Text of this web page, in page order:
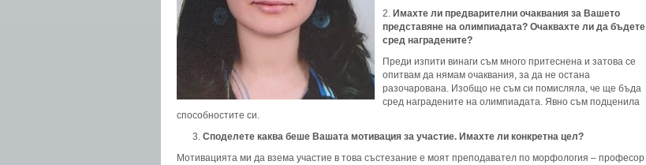
Имахте ли предварителни очаквания за Вашето
представяне на олимпиадата? Очаквахте ли да бъдете
сред наградените?
Преди изпити винаги съм много притеснена и затова се
опитвам да нямам очаквания, за да не остана
разочарована. Изобщо не съм си помисляла, че ще бъда
сред наградените на олимпиадата. Явно съм подценила
способностите си.
Споделете каква беше Вашата мотивация за участие. Имахте ли конкретна цел?
Мотивацията ми да взема участие в това състезание е моят преподавател по морфология – професор